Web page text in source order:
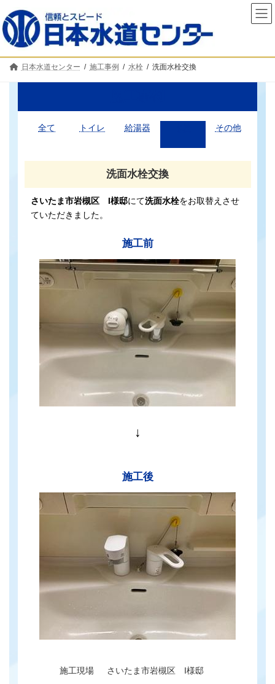
ン
テ
ン
へ
ビ
ゲ
ー
ョ
日本水道センター 施工事例 水栓 洗面水栓交換
全て トイレ 給湯器 その他
洗面水栓交換
さいたま市岩槻区 I様邸にて洗面水栓をお取替えさせ
ていただきました。
施工前
↓
施工後
施工現場
さいたま市岩槻区 I様邸